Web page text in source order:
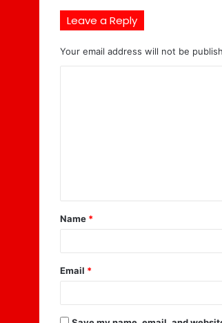
Leave a Reply
Your email address will not be
t
*
Name *
Email *